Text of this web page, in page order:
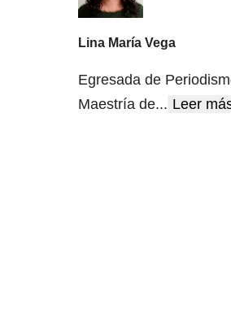
Lina María Vega
Egresada de
Maestría de... Leer